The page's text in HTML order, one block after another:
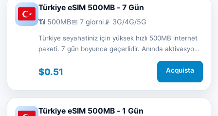
Türkiye eSIM 500MB - 7 Gün
📶 500MB📅 7 giorni📡 3G/4G/5G
Türkiye seyahatiniz için yüksek hızlı 500MB internet
paketi. 7 gün boyunca geçerlidir. Anında aktivasyon
$0.51 Acquista
Türkiye eSIM 500MB - 1 Gün